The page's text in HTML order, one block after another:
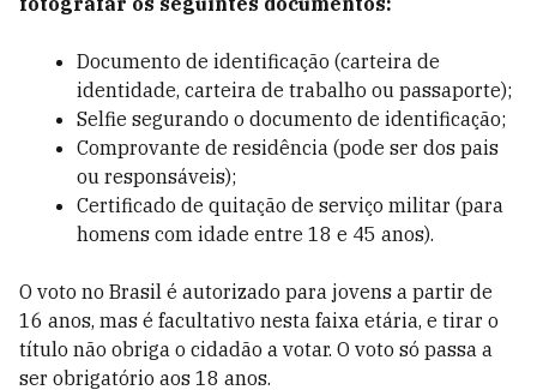
Documento de identificação (carteira de
identidade, carteira de trabalho ou passaporte);
Selfie segurando o documento de identificação;
Comprovante de residência (pode ser dos pais
ou responsáveis);
Certificado de quitação de serviço militar (para
homens com idade entre 18 e 45 anos).
O voto no Brasil é autorizado para jovens a partir de
16 anos, mas é facultativo nesta faixa etária, e tirar o
título não obriga o cidadão a votar. O voto só passa a
ser obrigatório aos 18 anos.